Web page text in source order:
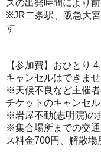
スの出発時間により
※JR二条駅、阪急大
す
【参加費】おひと
キャンセルはできませ
※天候不良など主催
チケットのキャンセ
※岩屋不動(志明院)の
※集合場所までの交
ス料金700円、解散場